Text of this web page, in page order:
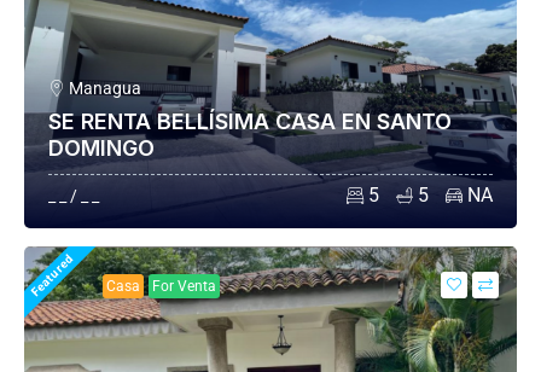
Managua
SE RENTA BELLÍSIMA CASA EN SANTO
DOMINGO
_ _ / _ _ 5 5 NA
Featured Casa For Venta